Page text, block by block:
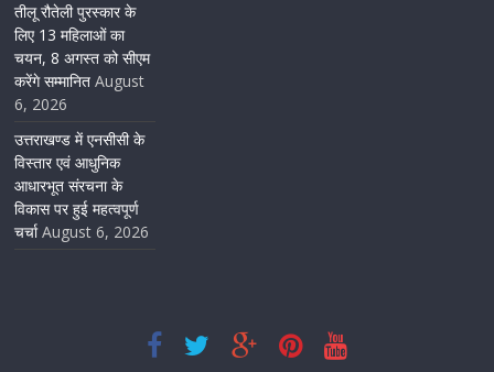
तीलू रौतेली पुरस्कार के
लिए 13 महिलाओं का
चयन, 8 अगस्त को सीएम
करेंगे सम्मानित August
6, 2026
उत्तराखण्ड में एनसीसी के
विस्तार एवं आधुनिक
आधारभूत संरचना के
विकास पर हुई महत्वपूर्ण
चर्चा August 6, 2026